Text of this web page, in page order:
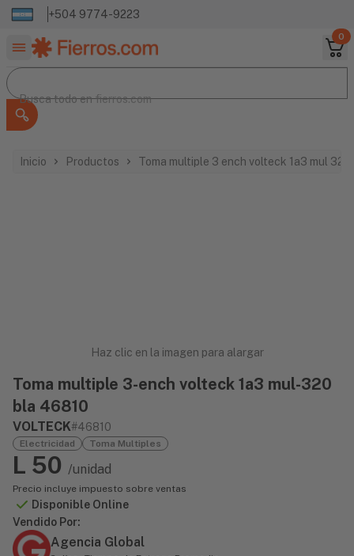
+504 9774-9223
0
Buscar productos
Busca todo en
Busca todo enfierros.com
Inicio Productos Toma multiple 3 ench volteck 1a3 mul
Haz clic en la imagen para alargar
Toma multiple 3-ench volteck 1a3 mul-320
bla 46810
VOLTECK#46810
Electricidad Toma Multiples
L 50 /unidad
Precio incluye impuesto sobre ventas
Disponible Online
Vendido Por:
Agencia Global